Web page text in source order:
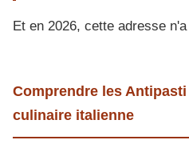
Et en 2026, cette adresse
Comprendre les
culinaire italienne